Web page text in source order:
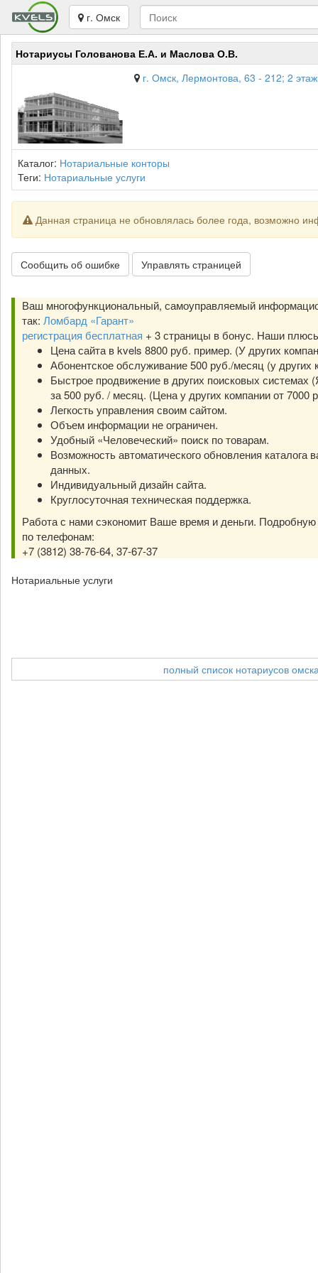
г. Омск
Нотариусы Голованова Е.А. и Маслова О.В.
г. Омск, Лермонтова, 63 - 212; 2 этаж
Каталог: Нотариальные конторы
Теги: Нотариальные услуги
Данная страница не обновлялась более года, возможно
Сообщить об ошибке Управлять страницей
Ваш многофункциональный, самоуправляемый
так: Ломбард «Гарант»
регистрация бесплатная + 3 страницы в бонус. Наши
Цена сайта в kvels 8800 руб. пример. (У других
Абонентское обслуживание 500 руб./месяц (у других
Быстрое продвижение в других поисковых системах
за 500 руб. / месяц. (Цена у других компании от 7000
Легкость управления своим сайтом.
Объем информации не ограничен.
Удобный «Человеческий» поиск по товарам.
Возможность автоматического обновления каталога
данных.
Индивидуальный дизайн сайта.
Круглосуточная техническая поддержка.
Работа с нами сэкономит Ваше время и деньги.
по телефонам:
+7 (3812) 38-76-64, 37-67-37
Нотариальные услуги
полный список нотариусов